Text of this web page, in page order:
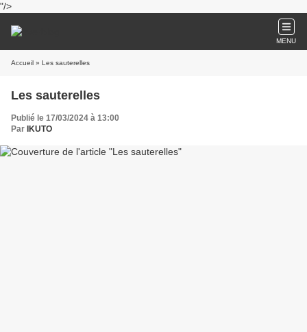
"/>
MENU
Accueil » Les sauterelles
Les sauterelles
Publié le 17/03/2024 à 13:00
Par IKUTO